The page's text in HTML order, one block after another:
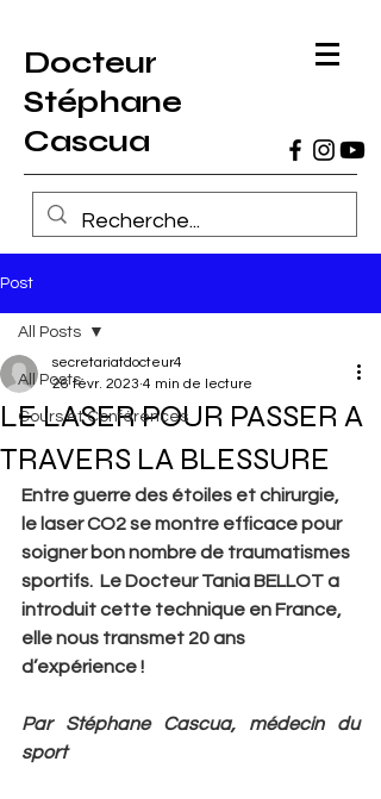
Docteur
Stéphane
Cascua
Post
All Posts
Cours et Conférences
All Posts
LE LASER POUR PASSER A
TRAVERS LA BLESSURE
secretariatdocteur4
26 févr. 2023 4 min de lecture
Entre guerre des étoiles et chirurgie,
le laser CO2 se montre efficace pour
soigner bon nombre de traumatismes
sportifs.  Le Docteur Tania BELLOT a
introduit cette technique en France,
elle nous transmet 20 ans
d’expérience !
Par Stéphane Cascua, médecin du
sport